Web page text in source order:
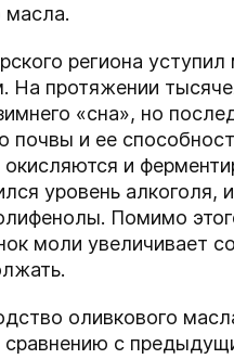
масла.
региона
На протяжении
«сна», но
и ее
и
уровень алкоголя,
Помимо
моли увеличивает
оливкового
сравнению с